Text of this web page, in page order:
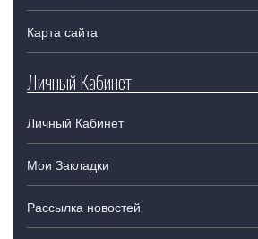
Карта сайта
Личный Кабинет
Личный Кабинет
Мои Закладки
Рассылка новостей